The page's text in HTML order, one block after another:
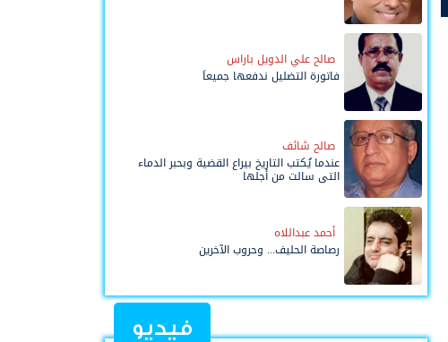
صالح علي الدويل باراس
فاتورة التضليل ندفعها جميعاً
صالح شائف
عندما يُكتب التاريخ بيراع القضية وبحبر الدماء
التي سالت من أجلها
أحمد عبداللاه
رصاصة الحليف... وحروب الآخرين
فيديو